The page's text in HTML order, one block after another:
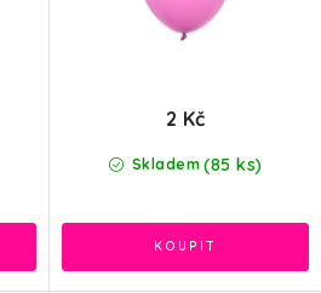
Skladem (85 ks)
2 Kč